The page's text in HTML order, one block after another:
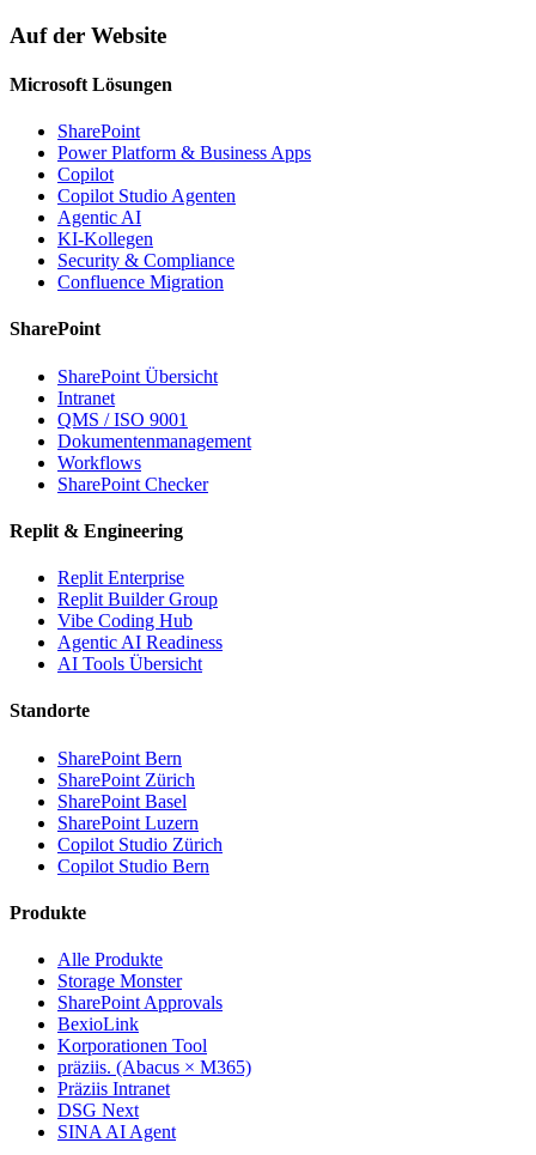
Auf der Website
Microsoft Lösungen
SharePoint
Power Platform & Business Apps
Copilot
Copilot Studio Agenten
Agentic AI
KI-Kollegen
Security & Compliance
Confluence Migration
SharePoint
SharePoint Übersicht
Intranet
QMS / ISO 9001
Dokumentenmanagement
Workflows
SharePoint Checker
Replit & Engineering
Replit Enterprise
Replit Builder Group
Vibe Coding Hub
Agentic AI Readiness
AI Tools Übersicht
Standorte
SharePoint Bern
SharePoint Zürich
SharePoint Basel
SharePoint Luzern
Copilot Studio Zürich
Copilot Studio Bern
Produkte
Alle Produkte
Storage Monster
SharePoint Approvals
BexioLink
Korporationen Tool
präziis. (Abacus × M365)
Präziis Intranet
DSG Next
SINA AI Agent